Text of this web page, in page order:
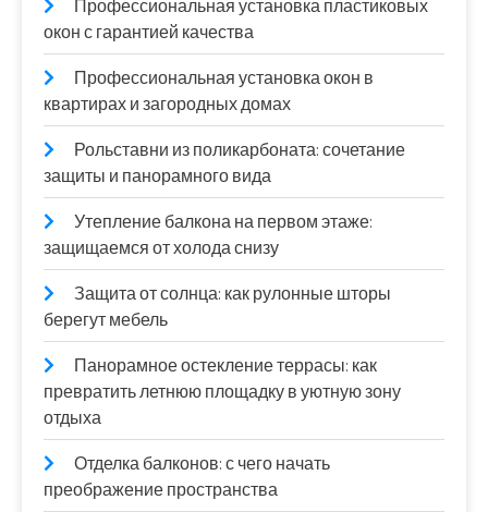
Профессиональная установка пластиковых
окон с гарантией качества
Профессиональная установка окон в
квартирах и загородных домах
Рольставни из поликарбоната: сочетание
защиты и панорамного вида
Утепление балкона на первом этаже:
защищаемся от холода снизу
Защита от солнца: как рулонные шторы
берегут мебель
Панорамное остекление террасы: как
превратить летнюю площадку в уютную зону
отдыха
Отделка балконов: с чего начать
преображение пространства